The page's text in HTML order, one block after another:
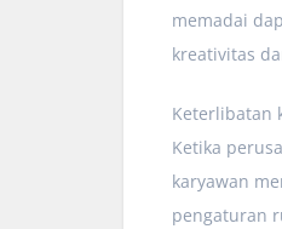
memadai
kreativitas
Keterlibatan
Ketika
karyawan
pengaturan